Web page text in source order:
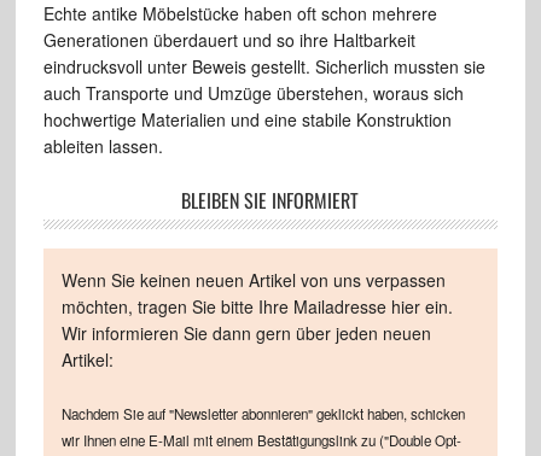
Echte antike Möbelstücke haben oft schon mehrere
Generationen überdauert und so ihre Haltbarkeit
eindrucksvoll unter Beweis gestellt. Sicherlich mussten sie
auch Transporte und Umzüge überstehen, woraus sich
hochwertige Materialien und eine stabile Konstruktion
ableiten lassen.
BLEIBEN SIE INFORMIERT
Wenn Sie keinen neuen Artikel von uns verpassen
möchten, tragen Sie bitte Ihre Mailadresse hier ein.
Wir informieren Sie dann gern über jeden neuen
Artikel:
Nachdem Sie auf "Newsletter abonnieren" geklickt haben, schicken
wir Ihnen eine E-Mail mit einem Bestätigungslink zu ("Double Opt-